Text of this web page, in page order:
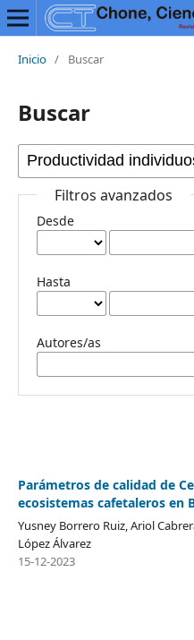
Inicio / Buscar
Buscar
Filtros avanzados
Desde
Hasta
Autores/as
Parámetros de calidad de
ecosistemas cafetaleros en
Yusney Borrero Ruiz, Ariol
López Álvarez
15-12-2023